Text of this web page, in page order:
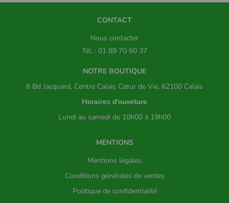
CONTACT
Nous contacter
Tél. : 01 89 70 60 37
NOTRE BOUTIQUE
6 Bd Jacquard, Centre Calais Cœur de Vie, 62100 Calais
Horaires d'ouveture
Lundi au samedi de 10h00 à 19h00
MENTIONS
Mentions légales
Conditions générales de ventes
Politique de confidentialité